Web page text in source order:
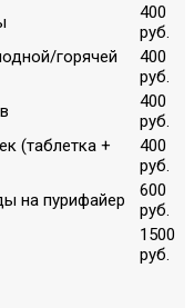
400
руб.
горячей
400
руб.
400
руб.
(таблетка +
400
руб.
на пурифайер
600
руб.
1500
руб.